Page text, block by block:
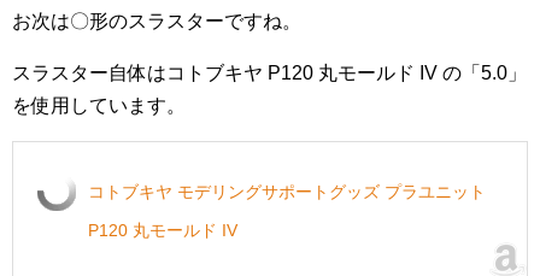
お次は〇形のスラスターですね。
スラスター自体はコトブキヤ P120 丸モールド IV の「5.0」
を使用しています。
コトブキヤ モデリングサポートグッズ プラユニット
P120 丸モールド IV